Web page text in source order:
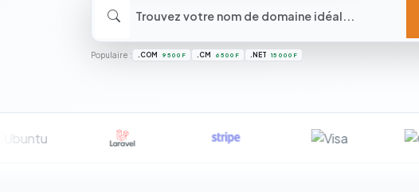
Populaire : .COM 9 500 F .CM 6 500 F .NET 15 000 F